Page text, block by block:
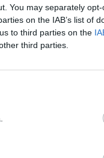
You may separately
on the IAB’s list of
to third parties on the
third parties.
›